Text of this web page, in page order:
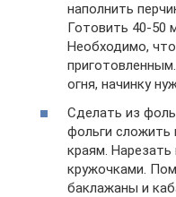
наполнить
Готовить 40-50
Необходимо,
огня, начинку
Сделать из
фольги сложить
краям.
кружочками.
баклажаны и